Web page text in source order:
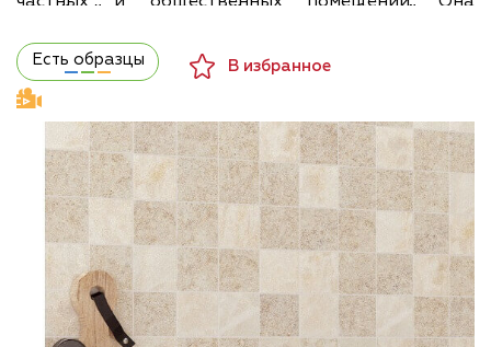
линейной структурой и разбивкой на
текстурированные фрагменты, в двух цветовых
решениях, теплом и холодном; в формате 60х60 см
с мозаичной структурой в виде мелкой каменной
кладки. Завершают ассортимент мозаика трех
видов и координированные бордюры 7,5х60 см.
минималистичный и урбанистический стиль,
хорошо сочетается с деревом, покрытиями под
дерево и камень, бетоном, штукатуркой,
металлическими элементами. Спокойная и
нейтральная цветовая гамма покрытия и
тяготеющие к этнике декоры действуют
расслабляюще и умиротворяюще, создают
уютный и комфортный интерьер.
Есть образцы В избранное